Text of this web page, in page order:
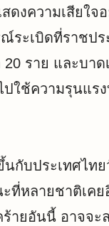
งความเสียใจ
ระเบิดที่ราช
ราย และบา
ใช้ความรุนแ
กับประเทศไท
ที่หลายชาติเค
ายอันนี้ อาจจ